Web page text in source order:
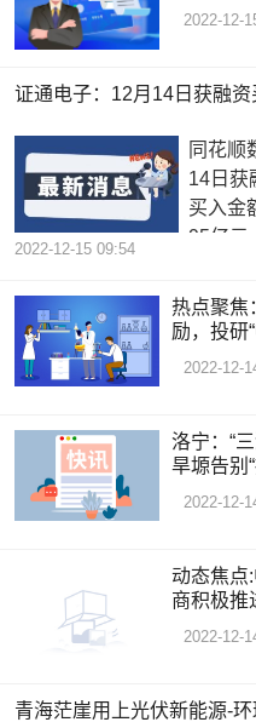
2022-12-
同花顺
14日获
买入金
95亿元
2022-12-15 09:54
热点聚焦
励，投研
2022-12-
洛宁：“
旱塬告别
2022-12-
动态焦点
商积极推
与若干项
2022-12-
青海茫崖用上光伏新能源-环